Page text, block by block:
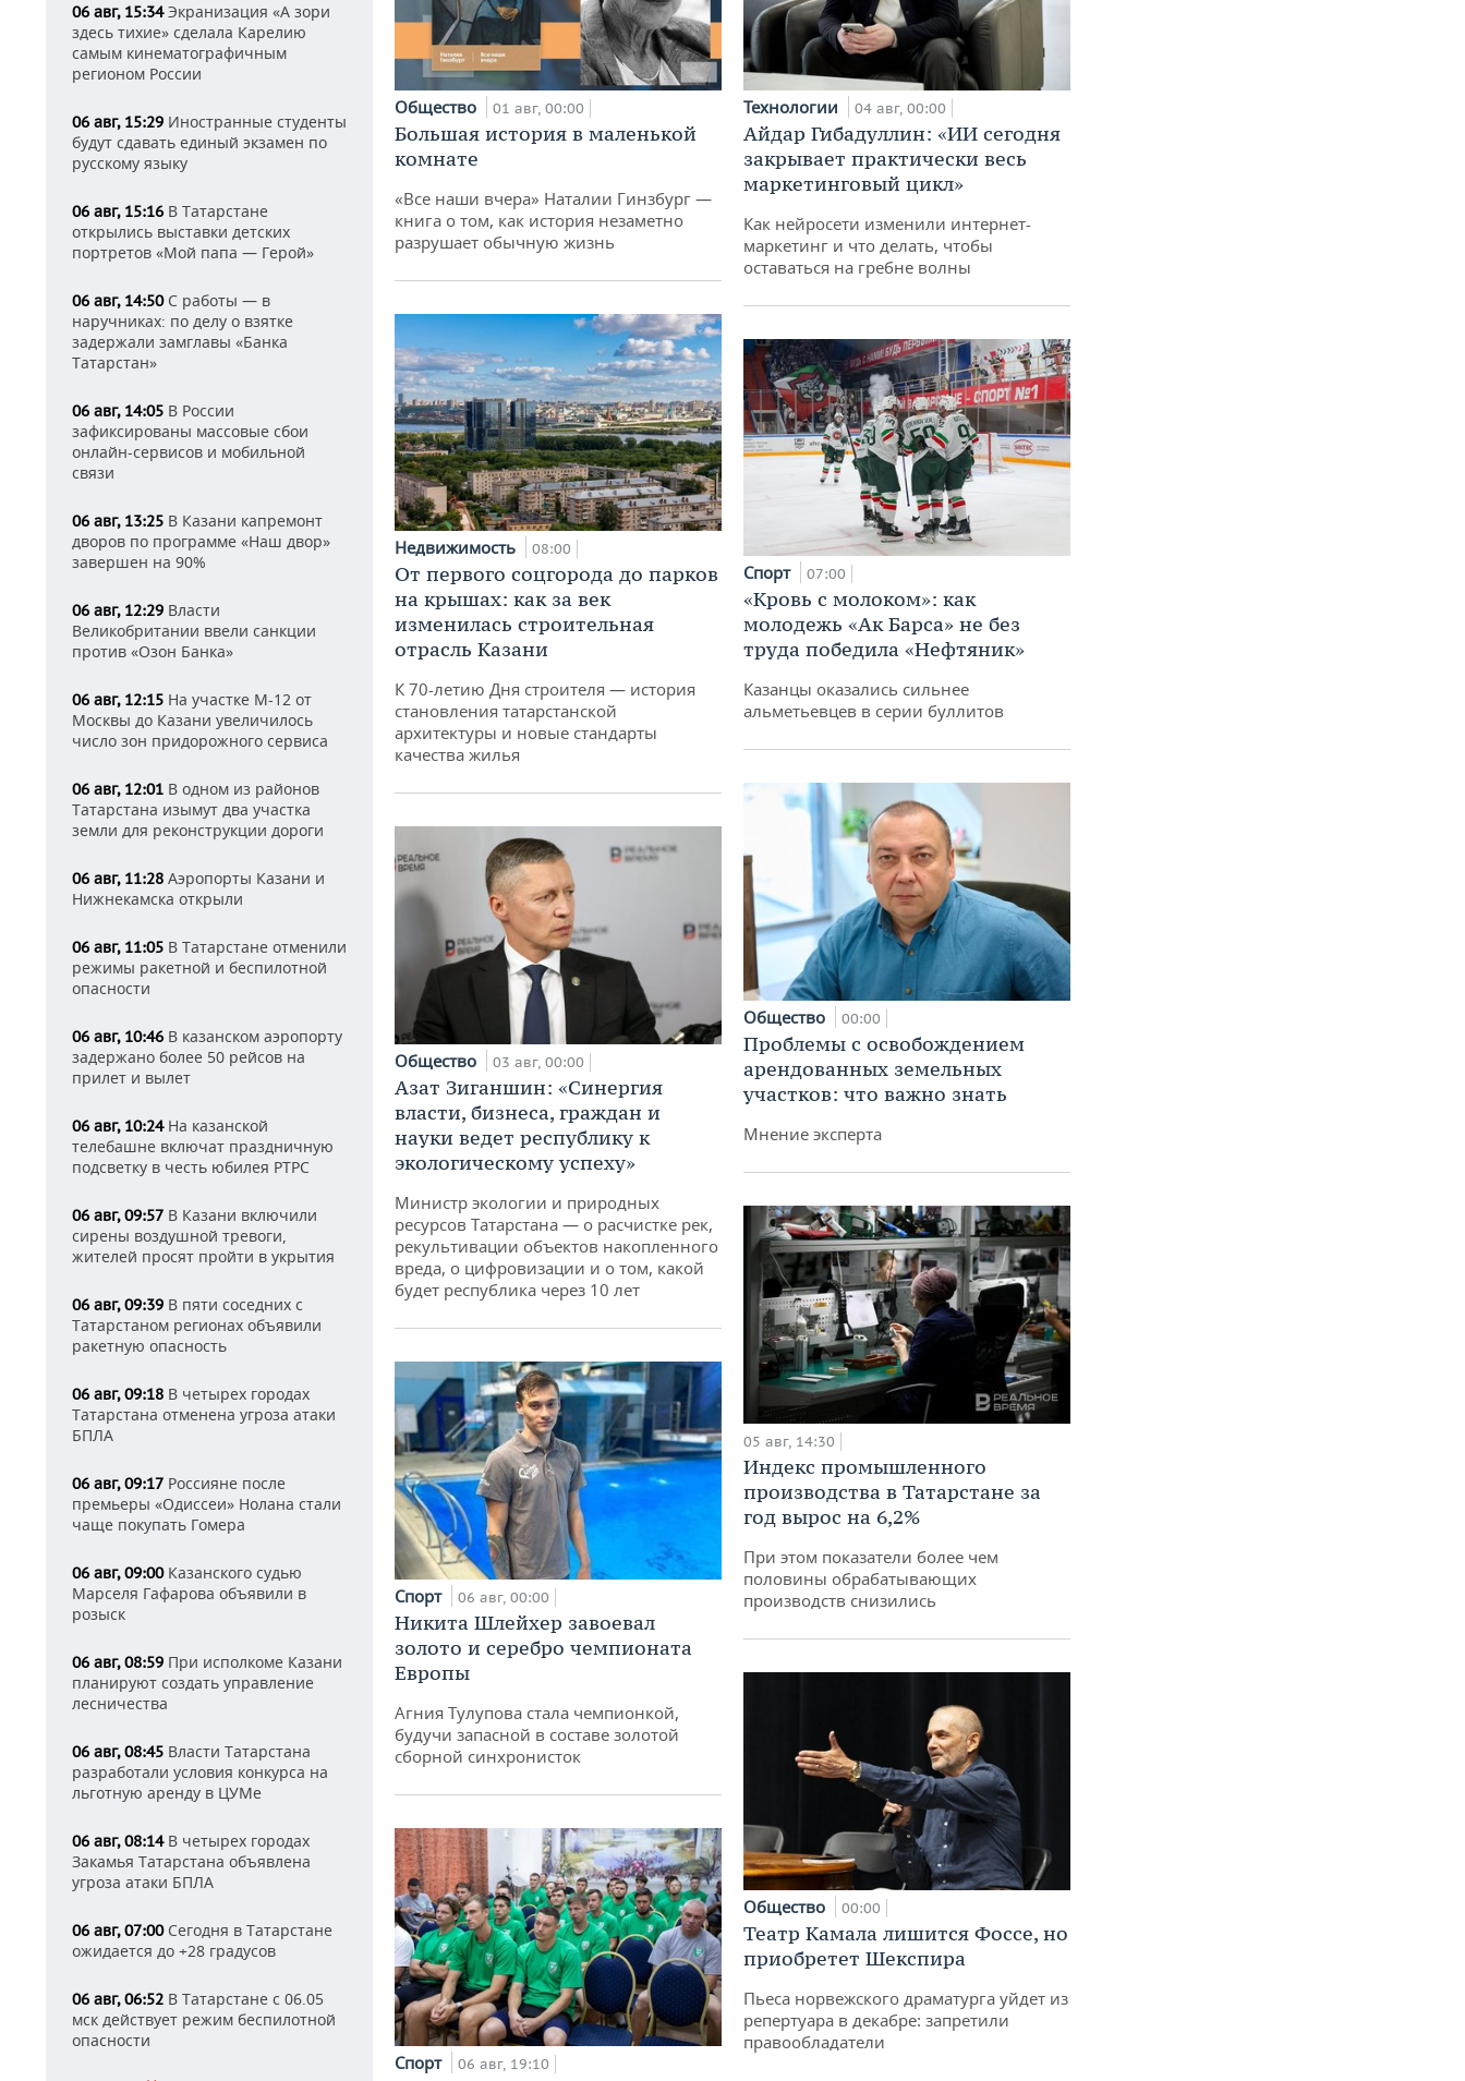
06 авг, 15:34Экранизация «А зори
здесь тихие» сделала Карелию
самым кинематографичным
регионом России
06 авг, 15:29 Иностранные студенты
будут сдавать единый экзамен по
русскому языку
06 авг, 15:16 В Татарстане
открылись выставки детских
портретов «Мой папа — Герой»
06 авг, 14:50С работы — в
наручниках: по делу о взятке
задержали замглавы «Банка
Татарстан»
06 авг, 14:05 В России
зафиксированы массовые сбои
онлайн-сервисов и мобильной
связи
06 авг, 13:25 В Казани капремонт
дворов по программе «Наш двор»
завершен на 90%
06 авг, 12:29 Власти
Великобритании ввели санкции
против «Озон Банка»
06 авг, 12:15 На участке М-12 от
Москвы до Казани увеличилось
число зон придорожного сервиса
06 авг, 12:01 В одном из районов
Татарстана изымут два участка
земли для реконструкции дороги
06 авг, 11:28 Аэропорты Казани и
Нижнекамска открыли
06 авг, 11:05 В Татарстане отменили
режимы ракетной и беспилотной
опасности
06 авг, 10:46 В казанском аэропорту
задержано более 50 рейсов на
прилет и вылет
06 авг, 10:24На казанской
телебашне включат праздничную
подсветку в честь юбилея РТРС
06 авг, 09:57 В Казани включили
сирены воздушной тревоги,
жителей просят пройти в укрытия
06 авг, 09:39 В пяти соседних с
Татарстаном регионах объявили
ракетную опасность
06 авг, 09:18 В четырех городах
Татарстана отменена угроза атаки
БПЛА
06 авг, 09:17 Россияне после
премьеры «Одиссеи» Нолана стали
чаще покупать Гомера
06 авг, 09:00Казанского судью
Марселя Гафарова объявили в
розыск
06 авг, 08:59 При исполкоме Казани
планируют создать управление
лесничества
06 авг, 08:45 Власти Татарстана
разработали условия конкурса на
льготную аренду в ЦУМе
06 авг, 08:14В четырех городах
Закамья Татарстана объявлена
угроза атаки БПЛА
06 авг, 07:00Сегодня в Татарстане
ожидается до +28 градусов
06 авг, 06:52 В Татарстане с 06.05
мск действует режим беспилотной
опасности
Общество 01 авг, 00:00
Большая история в маленькой
комнате
«Все наши вчера» Наталии Гинзбург —
книга о том, как история незаметно
разрушает обычную жизнь
Недвижимость 08:00
От первого соцгорода до парков
на крышах: как за век
изменилась строительная
отрасль Казани
К 70-летию Дня строителя — история
становления татарстанской
архитектуры и новые стандарты
качества жилья
Общество 03 авг, 00:00
Азат Зиганшин: «Синергия
власти, бизнеса, граждан и
науки ведет республику к
экологическому успеху»
Министр экологии и природных
ресурсов Татарстана — о расчистке рек,
рекультивации объектов накопленного
вреда, о цифровизации и о том, какой
будет республика через 10 лет
Спорт 06 авг, 00:00
Никита Шлейхер завоевал
золото и серебро чемпионата
Европы
Агния Тулупова стала чемпионкой,
будучи запасной в составе золотой
сборной синхронисток
Спорт 06 авг, 19:10
Технологии 04 авг, 00:00
Айдар Гибадуллин: «ИИ сегодня
закрывает практически весь
маркетинговый цикл»
Как нейросети изменили интернет-
маркетинг и что делать, чтобы
оставаться на гребне волны
Спорт 07:00
«Кровь с молоком»: как
молодежь «Ак Барса» не без
труда победила «Нефтяник»
Казанцы оказались сильнее
альметьевцев в серии буллитов
Общество 00:00
Проблемы с освобождением
арендованных земельных
участков: что важно знать
Мнение эксперта
05 авг, 14:30
Индекс промышленного
производства в Татарстане за
год вырос на 6,2%
При этом показатели более чем
половины обрабатывающих
производств снизились
Общество 00:00
Театр Камала лишится Фоссе, но
приобретет Шекспира
Пьеса норвежского драматурга уйдет из
репертуара в декабре: запретили
правообладатели